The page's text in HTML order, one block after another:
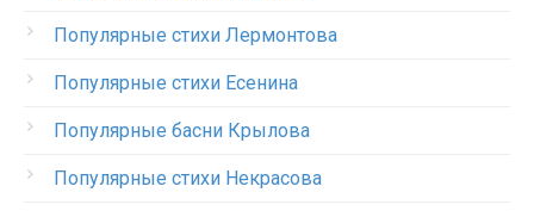
Популярные стихи Лермонтова
Популярные стихи Есенина
Популярные басни Крылова
Популярные стихи Некрасова